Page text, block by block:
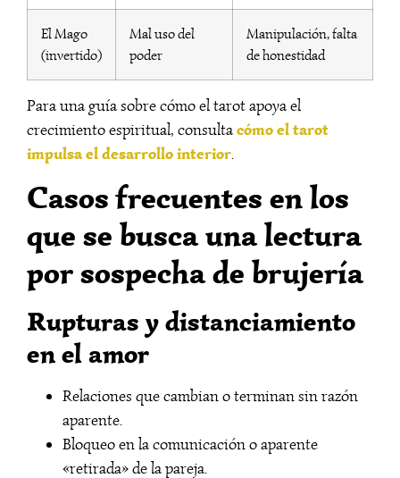
El Mago
(invertido)
Mal uso del
poder
Manipulación, falta
de honestidad
Para una guía sobre cómo el tarot apoya el
crecimiento espiritual, consultacómo el tarot
impulsa el desarrollo interior.
Casos frecuentes en los
que se busca una lectura
por sospecha de brujería
Rupturas y distanciamiento
en el amor
Relaciones que cambian o terminan sin razón
aparente.
Bloqueo en la comunicación o aparente
«retirada» de la pareja.